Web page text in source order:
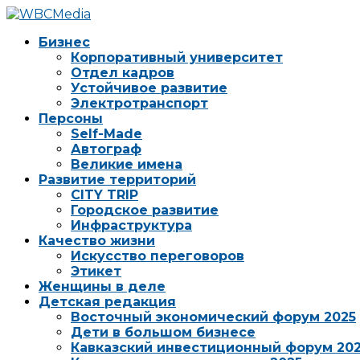
Бизнес
Корпоративный университет
Отдел кадров
Устойчивое развитие
Электротранспорт
Персоны
Self-Made
Автограф
Великие имена
Развитие территорий
CITY TRIP
Городское развитие
Инфраструктура
Качество жизни
Искусство переговоров
Этикет
Женщины в деле
Детская редакция
Восточный экономический форум 2025
Дети в большом бизнесе
Кавказский инвестиционный форум